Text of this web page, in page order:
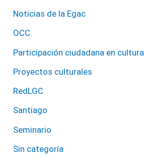
Noticias de la Egac
OCC
Participación ciudadana en cultura
Proyectos culturales
RedLGC
Santiago
Seminario
Sin categoría